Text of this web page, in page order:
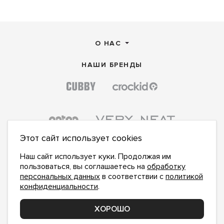
О НАС
НАШИ БРЕНДЫ
ПОДПИСАТЬСЯ НА НОВОСТИ:
сполитикой конфиденциальностиознакомлен и
Этот сайт использует cookies
Наш сайт использует куки. Продолжая им
пользоваться, вы соглашаетесь на обработку
персональных данных в соответствии с политикой
конфиденциальности.
ХОРОШО